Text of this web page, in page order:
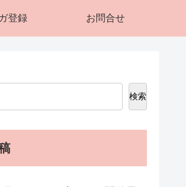
登録 お問合せ
検索